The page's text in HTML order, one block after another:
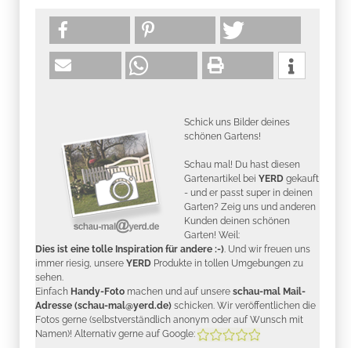
Schick uns Bilder deines
schönen Gartens!
Schau mal! Du hast diesen
Gartenartikel bei YERD gekauft
- und er passt super in deinen
Garten? Zeig uns und anderen
Kunden deinen schönen
Garten! Weil:
Dies ist eine tolle Inspiration für andere :-) . Und wir freuen uns
immer riesig, unsere YERD Produkte in tollen Umgebungen zu
sehen.
Einfach Handy-Foto machen und auf unsere schau-mal Mail-
Adresse (schau-mal@yerd.de) schicken. Wir veröffentlichen die
Fotos gerne (selbstverständlich anonym oder auf Wunsch mit
Namen)! Alternativ gerne auf Google: